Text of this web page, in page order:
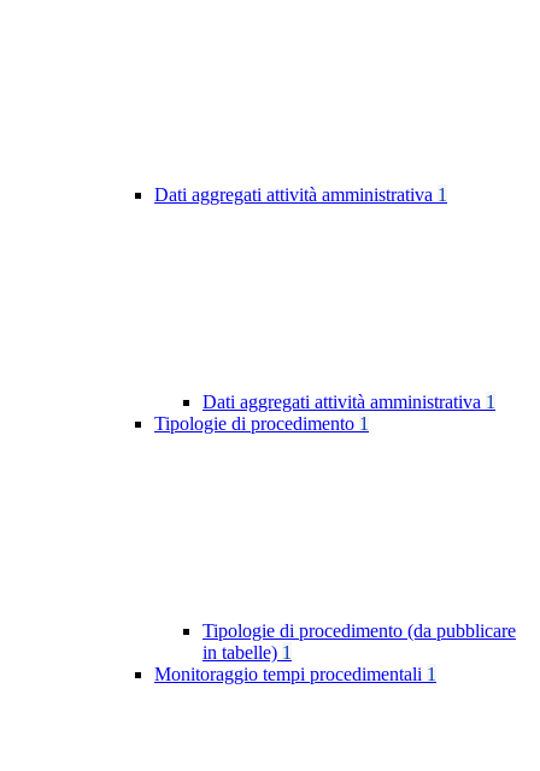
Dati aggregati attività amministrativa 1
Dati aggregati attività amministrativa 1
Tipologie di procedimento 1
Tipologie di procedimento (da pubblicare
in tabelle) 1
Monitoraggio tempi procedimentali 1